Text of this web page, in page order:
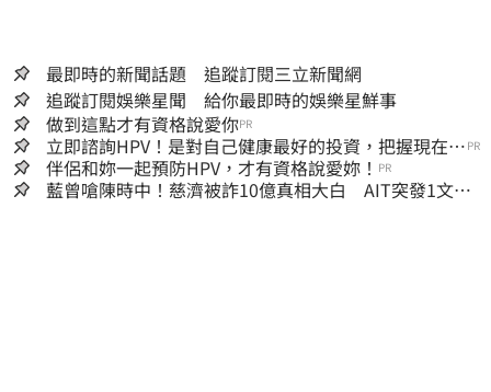
最即時的新聞話題 追蹤訂閱三立新聞網
追蹤訂閱娛樂星聞 給你最即時的娛樂星鮮事
做到這點才有資格說愛你PR
立即諮詢HPV！是對自己健康最好的投資，把握現在不
嫌晚！
PR
伴侶和妳一起預防HPV，才有資格說愛妳！ PR
藍曾嗆陳時中！慈濟被詐10億真相大白 AIT突發1文酸